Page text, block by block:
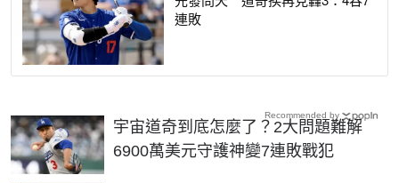
連敗
宇宙道奇到底怎麼了？2大問題難解
6900萬美元守護神變7連敗戰犯
Recommended by